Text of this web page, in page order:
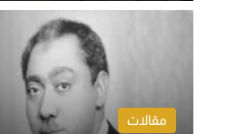
الخميس 6 أغسطس 2026 10:27 ص
مقالات